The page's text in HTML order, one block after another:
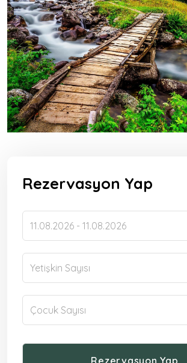
Rezervasyon Yap